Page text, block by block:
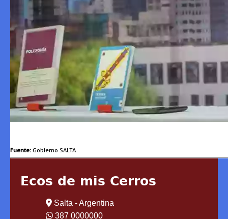
Fuente: Gobierno SALTA
Ecos de mis Cerros
Salta - Argentina
387 0000000